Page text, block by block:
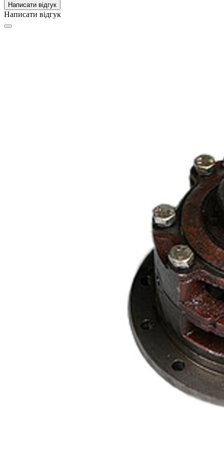
Написати відгук
Написати відгук